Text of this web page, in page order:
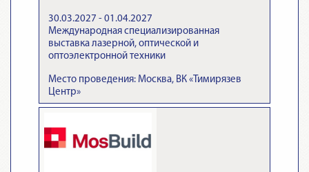
30.03.2027 - 01.04.2027
Международная специализированная
выставка лазерной, оптической и
оптоэлектронной техники
Место проведения: Москва, ВК «Тимирязев
Центр»